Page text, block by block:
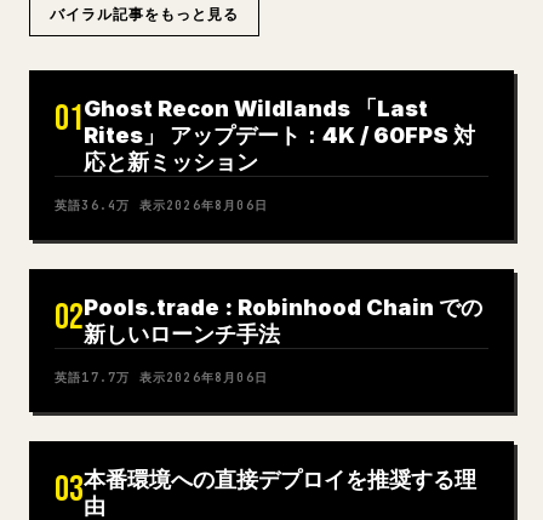
バイラル記事をもっと見る
01Ghost Recon Wildlands 「Last
Rites」 アップデート：4K / 60FPS 対
応と新ミッション
英語36.4万 表示2026年8月06日
02Pools.trade : Robinhood Chain での
新しいローンチ手法
英語17.7万 表示2026年8月06日
03本番環境への直接デプロイを推奨する理
由